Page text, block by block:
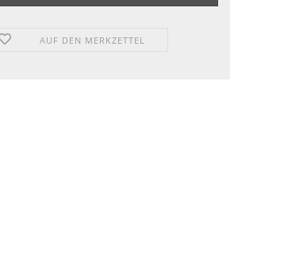
AUF DEN MERKZETTEL